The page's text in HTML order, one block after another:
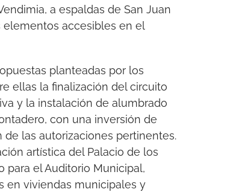
a espaldas de San Juan
elementos accesibles en el
planteadas por los
ellas la finalización del circuito
y la instalación de alumbrado
con una inversión de
las autorizaciones pertinentes.
artística del Palacio de los
para el Auditorio Municipal,
en viviendas municipales y